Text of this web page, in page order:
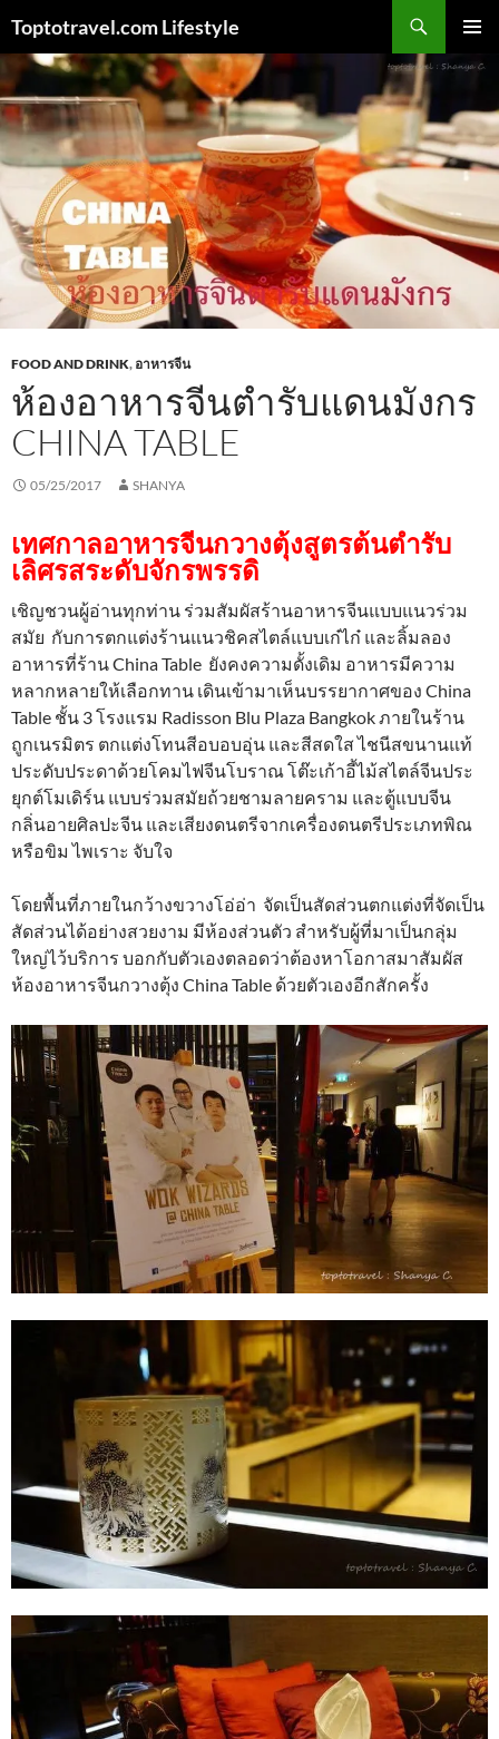
content
Toptotravel.com Lifestyle
FOOD AND DRINK, อาหารจีน
ห้องอาหารจีนตำรับแดนมังกร
CHINA TABLE
05/25/2017 SHANYA
เทศกาลอาหารจีนกวางตุ้งสูตรต้นตำรับ
เลิศรสระดับจักรพรรดิ
เชิญชวนผู้อ่านทุกท่าน ร่วมสัมผัสร้านอาหารจีนแบบแนวร่วม
สมัย กับการตกแต่งร้านแนวชิคสไตล์แบบเก๋ไก๋ และลิ้มลอง
อาหารที่ร้าน China Table ยังคงความดั้งเดิม อาหารมีความ
หลากหลายให้เลือกทาน เดินเข้ามาเห็นบรรยากาศของ China
Table ชั้น 3 โรงแรม Radisson Blu Plaza Bangkok ภายในร้าน
ถูกเนรมิตร ตกแต่งโทนสีอบอบอุ่น และสีสดใส ไชนีสขนานแท้
ประดับประดาด้วยโคมไฟจีนโบราณ โต๊ะเก้าอี้ไม้สไตล์จีนประ
ยุกต์โมเดิร์น แบบร่วมสมัยถ้วยชามลายคราม และตู้แบบจีน
กลิ่นอายศิลปะจีน และเสียงดนตรีจากเครื่องดนตรีประเภทพิณ
หรือขิม ไพเราะ จับใจ
โดยพื้นที่ภายในกว้างขวางโอ่อ่า จัดเป็นสัดส่วนตกแต่งที่จัดเป็น
สัดส่วนได้อย่างสวยงาม มีห้องส่วนตัว สำหรับผู้ที่มาเป็นกลุ่ม
ใหญ่ไว้บริการ บอกกับตัวเองตลอดว่าต้องหาโอกาสมาสัมผัส
ห้องอาหารจีนกวางตุ้ง China Table ด้วยตัวเองอีกสักครั้ง